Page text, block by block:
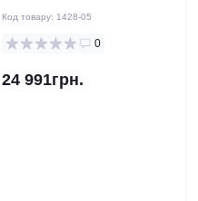
Код товару: 1428-05
0
24 991грн.